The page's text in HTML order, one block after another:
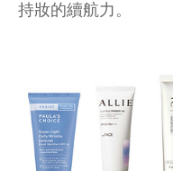
持妝的續航力。